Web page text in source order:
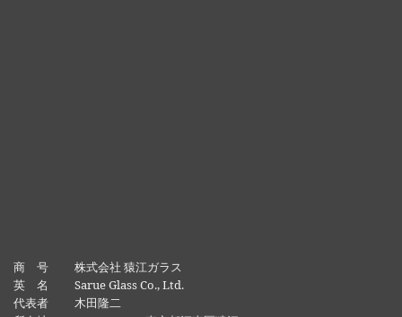
商 号 株式会社 猿江ガラス
英 名 Sarue Glass Co., Ltd.
代表者 木田隆二